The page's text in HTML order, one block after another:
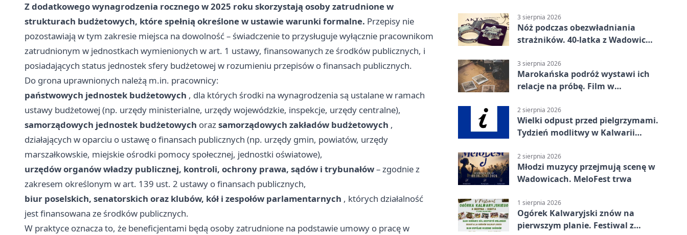
Z dodatkowego wynagrodzenia rocznego w 2025 roku skorzystają osoby zatrudnione w
strukturach budżetowych, które spełnią określone w ustawie warunki formalne. Przepisy nie
pozostawiają w tym zakresie miejsca na dowolność – świadczenie to przysługuje wyłącznie pracownikom
zatrudnionym w jednostkach wymienionych w art. 1 ustawy, finansowanych ze środków publicznych, i
posiadających status jednostek sfery budżetowej w rozumieniu przepisów o finansach publicznych.
Do grona uprawnionych należą m.in. pracownicy:
państwowych jednostek budżetowych , dla których środki na wynagrodzenia są ustalane w ramach
ustawy budżetowej (np. urzędy ministerialne, urzędy wojewódzkie, inspekcje, urzędy centralne),
samorządowych jednostek budżetowych orazsamorządowych zakładów budżetowych ,
działających w oparciu o ustawę o finansach publicznych (np. urzędy gmin, powiatów, urzędy
marszałkowskie, miejskie ośrodki pomocy społecznej, jednostki oświatowe),
urzędów organów władzy publicznej, kontroli, ochrony prawa, sądów i trybunałów– zgodnie z
zakresem określonym w art. 139 ust. 2 ustawy o finansach publicznych,
biur poselskich, senatorskich oraz klubów, kół i zespołów parlamentarnych , których działalność
jest finansowana ze środków publicznych.
W praktyce oznacza to, że beneficjentami będą osoby zatrudnione na podstawie umowy o pracę w
3 sierpnia 2026
Nóż podczas obezwładniania
strażników. 40-latka z Wadowic
3 sierpnia 2026
Marokańska podróż wystawi ich
relacje na próbę. Film w
2 sierpnia 2026
Wielki odpust przed pielgrzymami.
Tydzień modlitwy w Kalwarii
2 sierpnia 2026
Młodzi muzycy przejmują scenę w
Wadowicach. MeloFest trwa
1 sierpnia 2026
Ogórek Kalwaryjski znów na
pierwszym planie. Festiwal z